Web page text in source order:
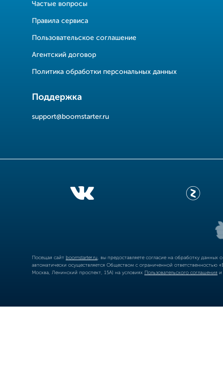
Частые вопросы
Правила сервиса
Пользовательское соглашение
Агентский договор
Политика обработки персональных данных
Поддержка
support@boomstarter.ru
Посещая сайт boomstarter.ru , вы предоставляете согласие на обработку
автоматически осуществляется Обществом с ограниченной
Москва, Ленинский проспект, 15А) на условиях Пользовательского соглашения и